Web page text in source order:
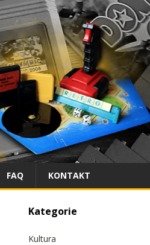
FAQ KONTAKT
Kategorie
Kultura